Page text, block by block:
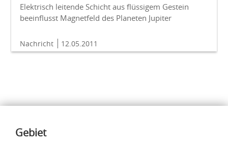
Elektrisch leitende Schicht aus flüssigem Gestein
beeinflusst Magnetfeld des Planeten Jupiter
Nachricht 12.05.2011
Inhalte
Gebiet